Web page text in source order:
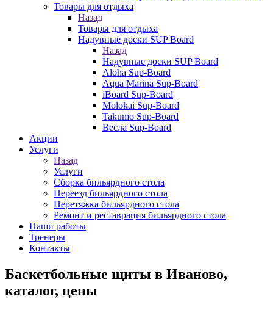
Товары для отдыха
Назад
Товары для отдыха
Надувные доски SUP Board
Назад
Надувные доски SUP Board
Aloha Sup-Board
Aqua Marina Sup-Board
iBoard Sup-Board
Molokai Sup-Board
Takumo Sup-Board
Весла Sup-Board
Акции
Услуги
Назад
Услуги
Сборка бильярдного стола
Переезд бильярдного стола
Перетяжка бильярдного стола
Ремонт и реставрация бильярдного стола
Наши работы
Тренеры
Контакты
Баскетбольные щиты в Иваново,
каталог, цены